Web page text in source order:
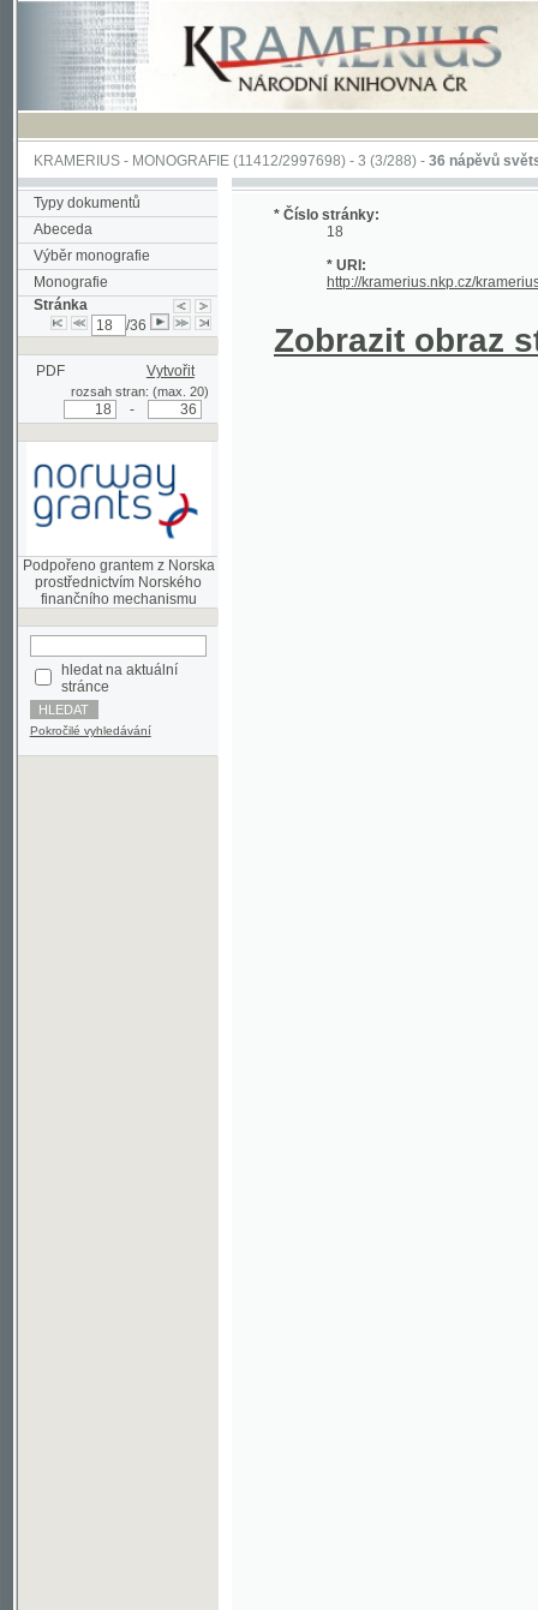
KRAMERIUS-MONOGRAFIE(11412/2997698) -3 (3/288)-36 nápěvů světských
Typy dokumentů
Abeceda
Výběr monografie
Monografie
Stránka
/36
PDF Vytvořit
rozsah stran: (max. 20)
Podpořeno grantem z Norska
prostřednictvím Norského
hledat na aktuální
stránce
Pokročilé vyhledávání
* Číslo stránky:
18
* URI:
http://kramerius.nkp.cz/kramerius/